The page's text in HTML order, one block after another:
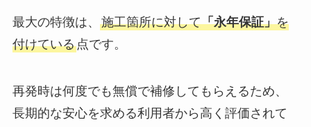
最大の特徴は、 施工箇所に対して「永年保証」を
付けている点です。
再発時は何度でも無償で補修してもらえるため、
長期的な安心を求める利用者から高く評価されて